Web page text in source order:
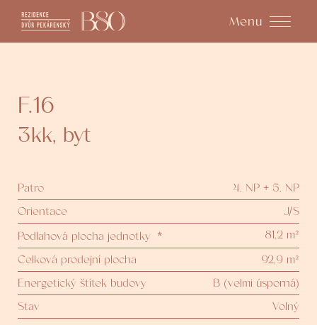
Menu
F.16
3kk, byt
Patro
4. NP + 5. NP
Orientace
J/S
Podlahová plocha jednotky
*
81,2 m²
Celková prodejní plocha
92,9 m²
Energetický štítek budovy
B (velmi úsporná)
Stav
Volný